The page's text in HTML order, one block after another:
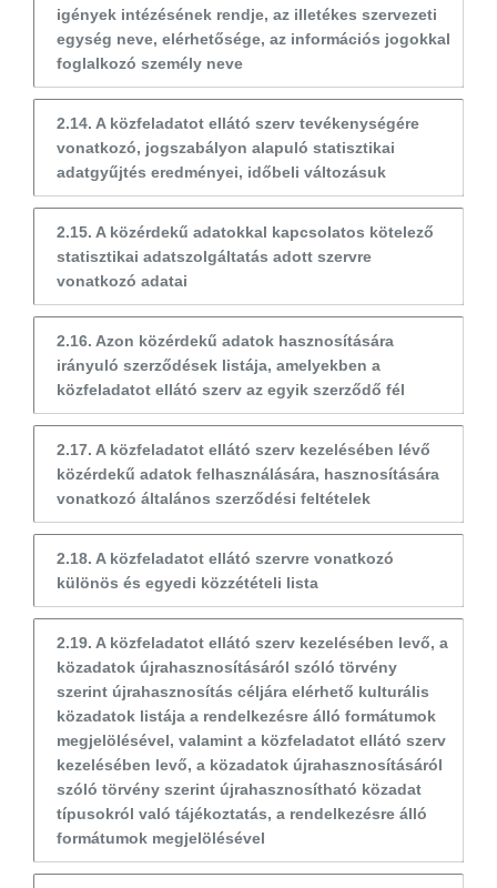
igények intézésének rendje, az illetékes szervezeti
egység neve, elérhetősége, az információs jogokkal
foglalkozó személy neve
2.14. A közfeladatot ellátó szerv tevékenységére
vonatkozó, jogszabályon alapuló statisztikai
adatgyűjtés eredményei, időbeli változásuk
2.15. A közérdekű adatokkal kapcsolatos kötelező
statisztikai adatszolgáltatás adott szervre
vonatkozó adatai
2.16. Azon közérdekű adatok hasznosítására
irányuló szerződések listája, amelyekben a
közfeladatot ellátó szerv az egyik szerződő fél
2.17. A közfeladatot ellátó szerv kezelésében lévő
közérdekű adatok felhasználására, hasznosítására
vonatkozó általános szerződési feltételek
2.18. A közfeladatot ellátó szervre vonatkozó
különös és egyedi közzétételi lista
2.19. A közfeladatot ellátó szerv kezelésében levő, a
közadatok újrahasznosításáról szóló törvény
szerint újrahasznosítás céljára elérhető kulturális
közadatok listája a rendelkezésre álló formátumok
megjelölésével, valamint a közfeladatot ellátó szerv
kezelésében levő, a közadatok újrahasznosításáról
szóló törvény szerint újrahasznosítható közadat
típusokról való tájékoztatás, a rendelkezésre álló
formátumok megjelölésével